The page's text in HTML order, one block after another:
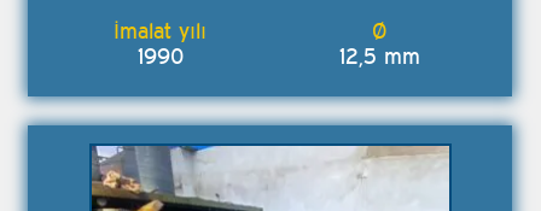
1990 12,5 mm